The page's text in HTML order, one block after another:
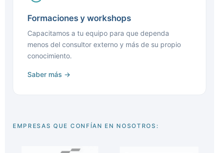
Formaciones y workshops
Capacitamos a tu equipo para que dependa
menos del consultor externo y más de su propio
conocimiento.
Saber más →
EMPRESAS QUE CONFÍAN EN NOSOTROS: